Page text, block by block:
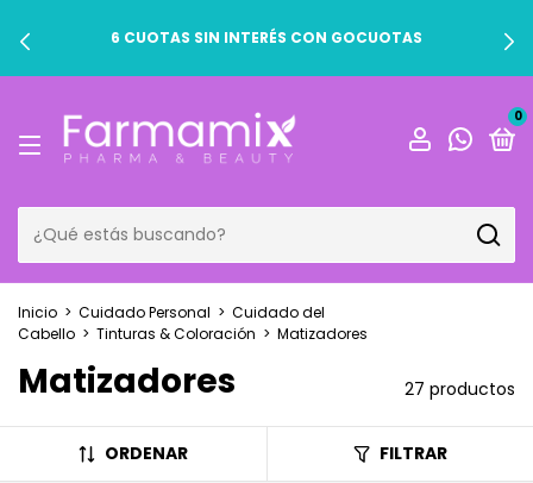
6 CUOTAS SIN INTERÉS CON GOCUOTAS
0
Inicio > Cuidado Personal > Cuidado del
Cabello > Tinturas & Coloración > Matizadores
Matizadores 27 productos
ORDENAR FILTRAR